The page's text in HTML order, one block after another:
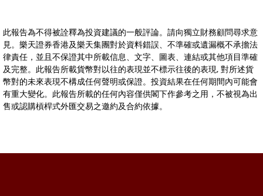
此報告為不得被詮釋為投資建議的一般評論。請向獨立財務顧問尋求意
見。樂天證券香港及樂天集團對於資料錯誤、不準確或遺漏概不承擔法
律責任，並且不保證其中所載信息、文字、圖表、連結或其他項目準確
及完整。此報告所載貨幣對以往的表現並不標示往後的表現, 對所述貨
幣對的未來表現不構成任何聲明或保證。投資結果在任何期間內可能會
有重大變化。此報告所載的任何內容僅供閣下作參考之用，不被視為出
售或認購槓桿式外匯交易之邀約及合約依據。